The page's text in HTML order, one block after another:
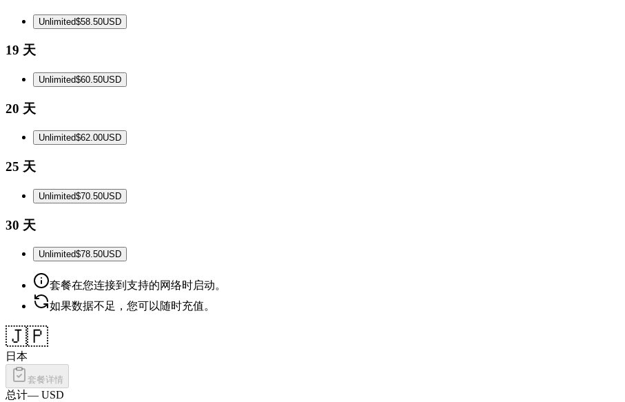
Unlimited$58.50USD
19 天
Unlimited$60.50USD
20 天
Unlimited$62.00USD
25 天
Unlimited$70.50USD
30 天
Unlimited$78.50USD
套餐在您连接到支持的网络时启动。
如果数据不足，您可以随时充值。
🇯🇵
日本
套餐详情
总计— USD